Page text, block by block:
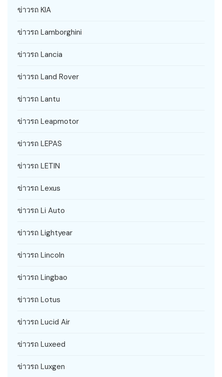
ข่าวรถ KIA
ข่าวรถ Lamborghini
ข่าวรถ Lancia
ข่าวรถ Land Rover
ข่าวรถ Lantu
ข่าวรถ Leapmotor
ข่าวรถ LEPAS
ข่าวรถ LETIN
ข่าวรถ Lexus
ข่าวรถ Li Auto
ข่าวรถ Lightyear
ข่าวรถ Lincoln
ข่าวรถ Lingbao
ข่าวรถ Lotus
ข่าวรถ Lucid Air
ข่าวรถ Luxeed
ข่าวรถ Luxgen